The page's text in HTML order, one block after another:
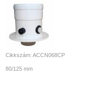
Cikkszám: ACCN068CP
80/125 mm